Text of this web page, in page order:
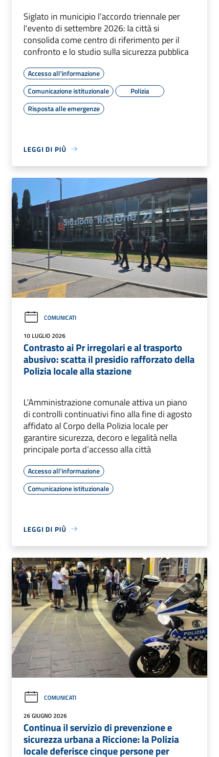
Siglato in municipio l’accordo triennale per
l'evento di settembre 2026: la città si
consolida come centro di riferimento per il
confronto e lo studio sulla sicurezza pubblica
Accesso all'informazione
Comunicazione istituzionale
Polizia
Risposta alle emergenze
LEGGI DI PIÙ
COMUNICATI
10 LUGLIO 2026
Contrasto ai Pr irregolari e al trasporto
abusivo: scatta il presidio rafforzato della
Polizia locale alla stazione
L’Amministrazione comunale attiva un piano
di controlli continuativi fino alla fine di agosto
affidato al Corpo della Polizia locale per
garantire sicurezza, decoro e legalità nella
principale porta d’accesso alla città
Accesso all'informazione
Comunicazione istituzionale
LEGGI DI PIÙ
COMUNICATI
26 GIUGNO 2026
Continua il servizio di prevenzione e
sicurezza urbana a Riccione: la Polizia
locale deferisce cinque persone per